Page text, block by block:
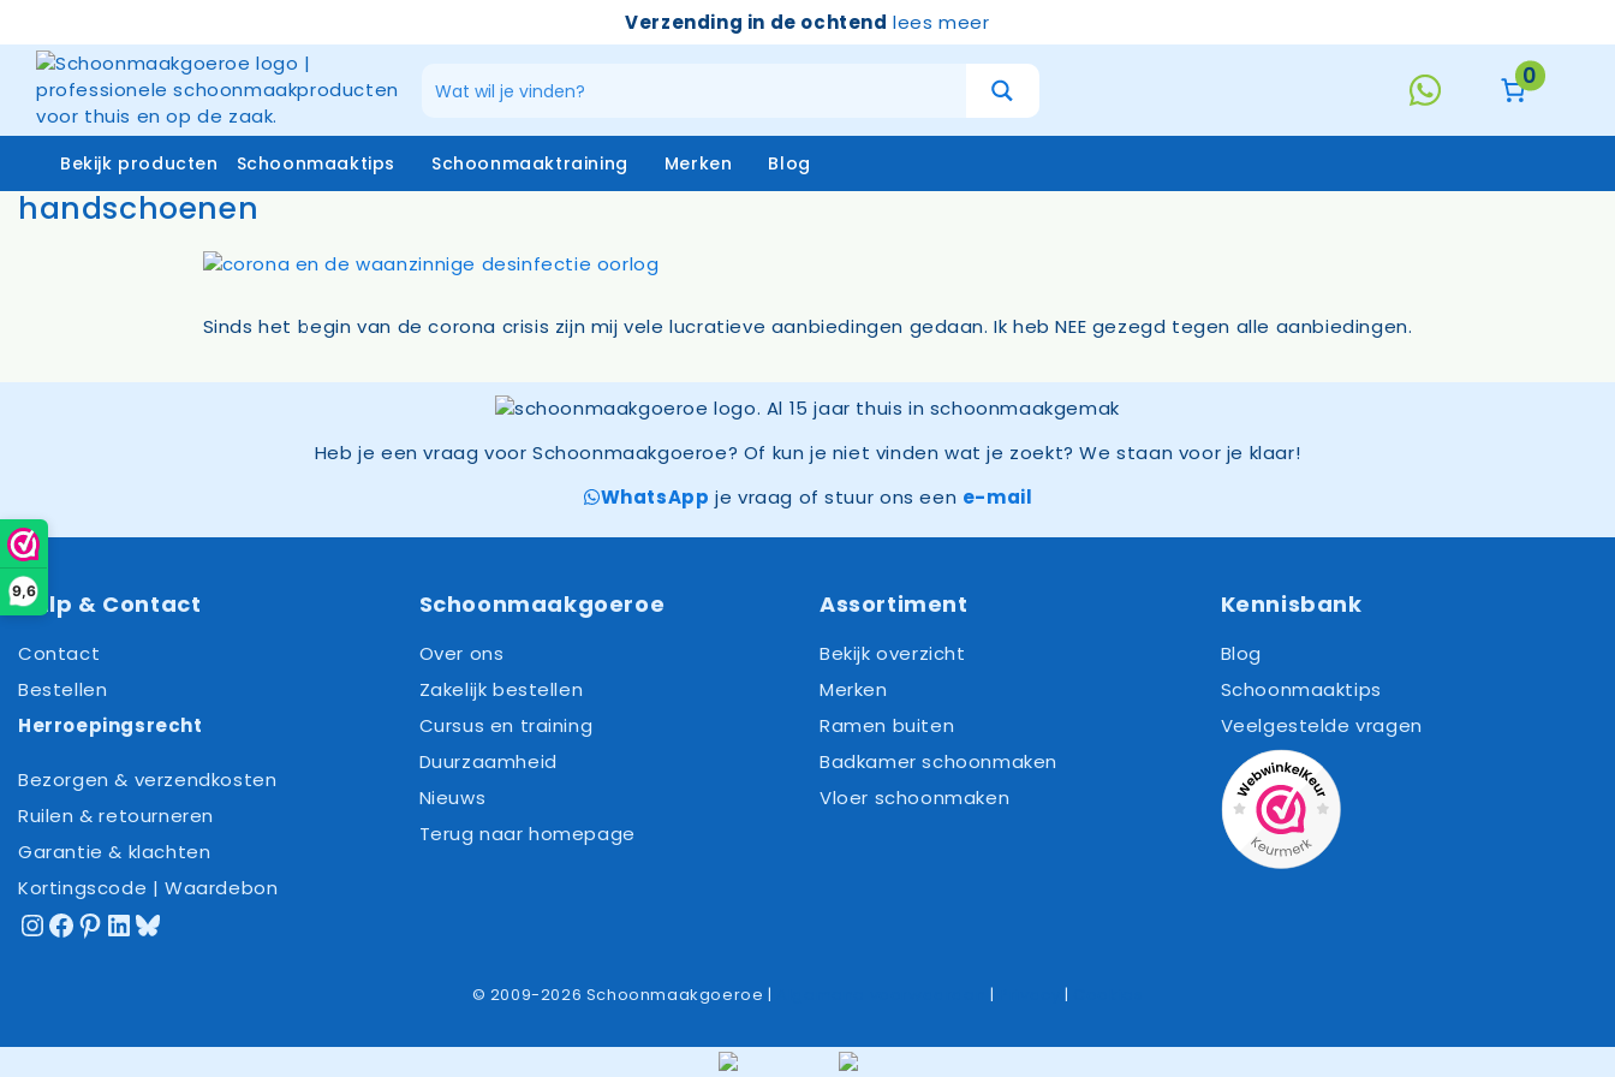
9,6
inhoud
Verzending in de ochtend lees meer
0
Bekijk producten
Microvezeldoeken
Raamreiniging – buiten
Telescoopstelen
Emmers
Schrapers – handtrekkers
Sponzen
Op=op
Deurmatten
Schoonmaaktips Schoonmaaktraining Merken Blog
handschoenen
Sinds het begin van de corona crisis zijn mij vele lucratieve aanbiedingen gedaan. Ik heb NEE gezegd tegen alle aanbiedingen.
Heb je een vraag voor Schoonmaakgoeroe? Of kun je niet vinden wat je zoekt? We staan voor je klaar!
WhatsApp je vraag of stuur ons een e-mail
Hulp & Contact
Contact
Bestellen
Herroepingsrecht
Bezorgen & verzendkosten
Ruilen & retourneren
Garantie & klachten
Kortingscode | Waardebon
Instagram
Facebook
Pinterest
LinkedIn
Bluesky
Schoonmaakgoeroe
Over ons
Zakelijk bestellen
Cursus en training
Duurzaamheid
Nieuws
Terug naar homepage
Assortiment
Bekijk overzicht
Merken
Ramen buiten
Badkamer schoonmaken
Vloer schoonmaken
Kennisbank
Blog
Schoonmaaktips
Veelgestelde vragen
© 2009-2026 Schoonmaakgoeroe | | |